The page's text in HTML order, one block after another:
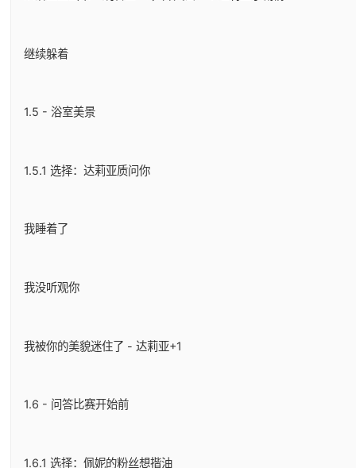
继续躲着
1.5 - 浴室美景
1.5.1 选择：达莉亚质问你
我睡着了
我没听观你
我被你的美貌迷住了 - 达莉亚+1
1.6 - 问答比赛开始前
1.6.1 选择：佩妮的粉丝想揩油